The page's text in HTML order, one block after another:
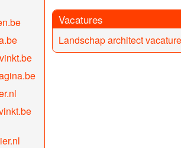
Vacatures
Landschap architect